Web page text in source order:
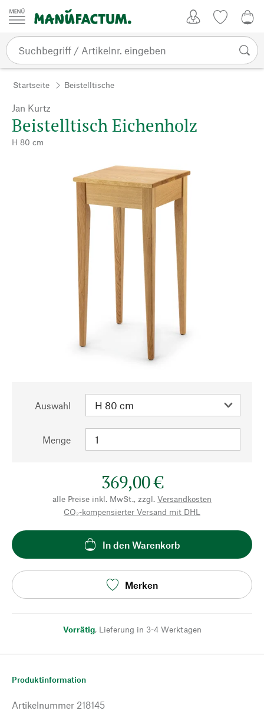
Zum Inhalt springen
Startseite Beistelltische
Jan Kurtz
Beistelltisch Eichenholz
H 80 cm
Auswahl
Menge
369,00 €
alle Preise inkl. MwSt., zzgl. Versandkosten
CO₂-kompensierter Versand mit DHL
In den Warenkorb
Merken
Vorrätig, Lieferung in 3-4 Werktagen
Produktinformation
Artikelnummer 218145